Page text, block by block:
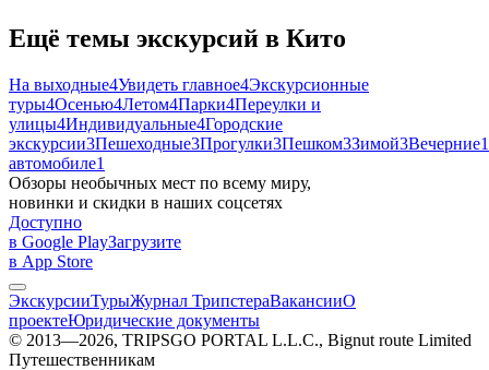
Ещё темы экскурсий в Кито
На выходные4Увидеть главное4Экскурсионные
туры4Осенью4Летом4Парки4Переулки и
улицы4Индивидуальные4Городские
экскурсии3Пешеходные3Прогулки3Пешком3Зимой3Вечерние1
автомобиле1
Обзоры необычных мест по всему миру,
новинки и скидки в наших соцсетях
Доступно
в Google PlayЗагрузите
в App Store
ЭкскурсииТурыЖурнал ТрипстераВакансииО
проектеЮридические документы
© 2013—2026, TRIPSGO PORTAL L.L.C., Bignut route Limited
Путешественникам